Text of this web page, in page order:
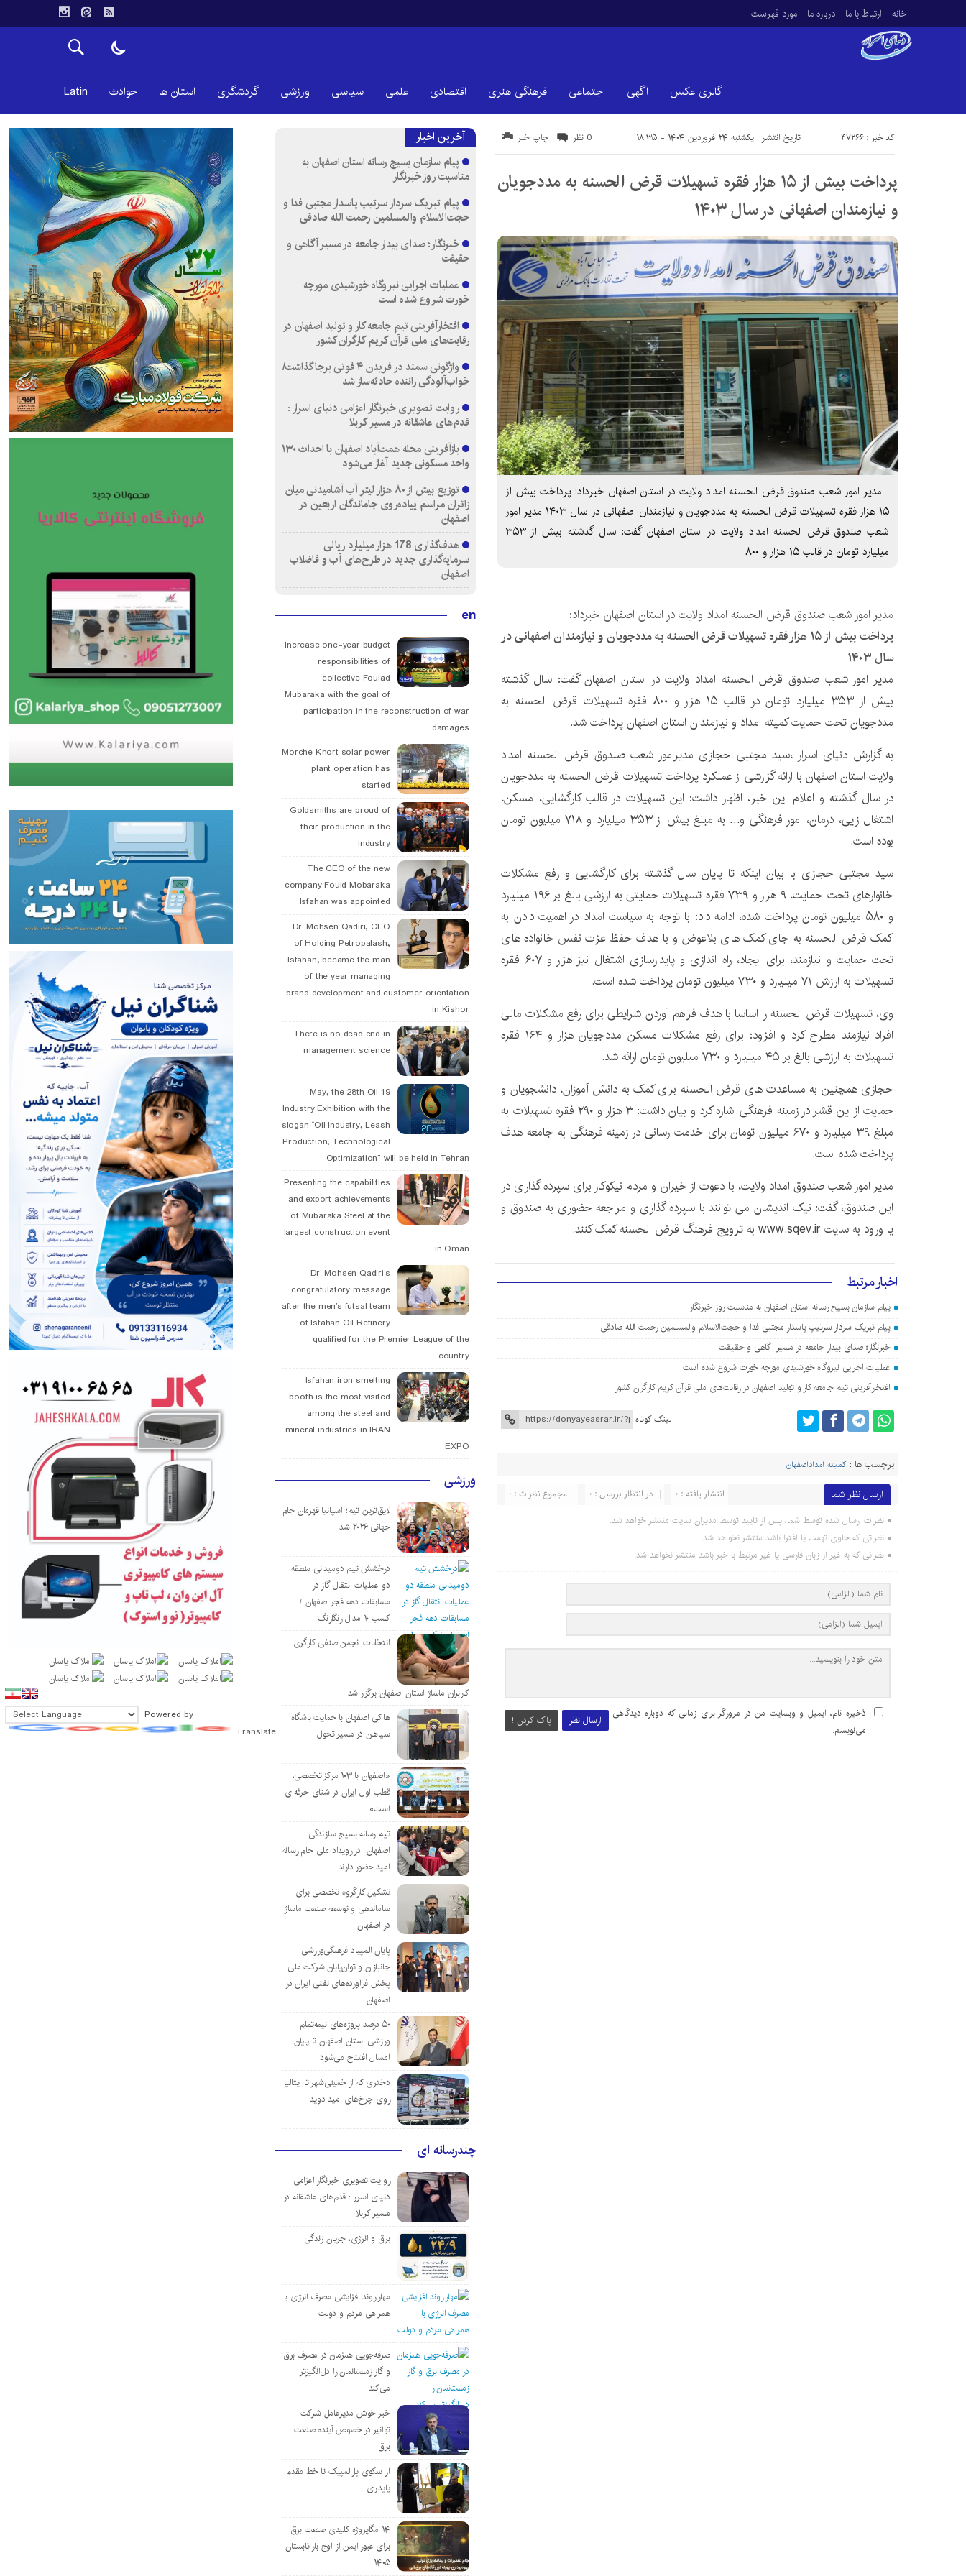
خانه ارتباط با ما درباره ما مورد فهرست
گالری عکس آگهی اجتماعی فرهنگی هنری اقتصادی علمی سیاسی ورزشی گردشگری استان ها حوادث Latin
تاریخ انتشار : یکشنبه ۲۴ فروردین ۱۴۰۴ - ۱۸:۳۵ کد خبر : 47266 چاپ خبر 0 نظر
پرداخت بیش از ۱۵ هزار فقره تسهیلات قرض الحسنه به مددجویان
و نیازمندان اصفهانی در سال ۱۴۰۳
مدیر امور شعب صندوق قرض الحسنه امداد ولایت در استان اصفهان خبرداد: پرداخت بیش از
۱۵ هزار فقره تسهیلات قرض الحسنه به مددجویان و نیازمندان اصفهانی در سال ۱۴۰۳ مدیر امور
شعب صندوق قرض الحسنه امداد ولایت در استان اصفهان گفت: سال گذشته بیش از ۳۵۳
میلیارد تومان در قالب ۱۵ هزار و ۸۰۰
مدیر امور شعب صندوق قرض الحسنه امداد ولایت در استان اصفهان خبرداد:
پرداخت بیش از ۱۵ هزار فقره تسهیلات قرض الحسنه به مددجویان و نیازمندان اصفهانی در
سال ۱۴۰۳
مدیر امور شعب صندوق قرض الحسنه امداد ولایت در استان اصفهان گفت: سال گذشته
بیش از ۳۵۳ میلیارد تومان در قالب ۱۵ هزار و ۸۰۰ فقره تسهیلات قرض الحسنه به
مددجویان تحت حمایت کمیته امداد و نیازمندان استان اصفهان پرداخت شد.
به گزارش دنیای اسرار ،سید مجتبی حجازی مدیرامور شعب صندوق قرض الحسنه امداد
ولایت استان اصفهان با ارائه گزارشی از عملکرد پرداخت تسهیلات قرض الحسنه به مددجویان
در سال گذشته و اعلام این خبر، اظهار داشت: این تسهیلات در قالب کارگشایی، مسکن،
اشتغال زایی، درمان، امور فرهنگی و… به مبلغ بیش از ۳۵۳ میلیارد و ۷۱۸ میلیون تومان
بوده است.
سید مجتبی حجازی با بیان اینکه تا پایان سال گذشته برای کارگشایی و رفع مشکلات
خانوارهای تحت حمایت، ۹ هزار و ۷۳۹ فقره تسهیلات حمایتی به ارزشی بالغ بر ۱۹۶ میلیارد
و ۵۸۰ میلیون تومان پرداخت شده، ادامه داد: با توجه به سیاست امداد در اهمیت دادن به
کمک قرض الحسنه به جای کمک های بلاعوض و با هدف حفظ عزت نفس خانواده های
تحت حمایت و نیازمند، برای ایجاد، راه اندازی و پایدارسازی اشتغال نیز هزار و ۶۰۷ فقره
تسهیلات به ارزش ۷۱ میلیارد و ۷۳۰ میلیون تومان پرداخت شده است.
وی، تسهیلات قرض الحسنه را اساسا با هدف فراهم آوردن شرایطی برای رفع مشکلات مالی
افراد نیازمند مطرح کرد و افزود: برای رفع مشکلات مسکن مددجویان هزار و ۱۶۴ فقره
تسهیلات به ارزشی بالغ بر ۴۵ میلیارد و ۷۳۰ میلیون تومان ارائه شد.
حجازی همچنین به مساعدت های قرض الحسنه برای کمک به دانش آموزان، دانشجویان و
حمایت از این قشر در زمینه فرهنگی اشاره کرد و بیان داشت: ۳ هزار و ۲۹۰ فقره تسهیلات به
مبلغ ۳۹ میلیارد و ۶۷۰ میلیون تومان برای خدمت رسانی در زمینه فرهنگی به جامعه هدف
پرداخت شده است.
مدیر امور شعب صندوق امداد ولایت، با دعوت از خیران و مردم نیکوکار برای سپرده گذاری در
این صندوق، گفت: نیک اندیشان می توانند با سپرده گذاری و مراجعه حضوری به صندوق و
یا ورود به سایت www.sqev.ir به ترویج فرهنگ قرض الحسنه کمک کنند.
اخبار مرتبط
پیام سازمان بسیج رسانه استان اصفهان به مناسبت روز خبرنگار
پیام تبریک سردار سرتیپ پاسدار مجتبی فدا و حجت‌الاسلام والمسلمین رحمت الله صادقی
خبرنگار؛ صدای بیدار جامعه در مسیر آگاهی و حقیقت
عملیات اجرایی نیروگاه خورشیدی مورچه خورت شروع شده است
افتخارآفرینی تیم جامعه کار و تولید اصفهان در رقابت‌های ملی قرآن کریم کارگران کشور
لینک کوتاه
برچسب ها : کمیته امداداصفهان
ارسال نظر شما مجموع نظرات : 0 در انتظار بررسی : 0 انتشار یافته : 0
نظرات ارسال شده توسط شما، پس از تایید توسط مدیران سایت منتشر خواهد شد.
نظراتی که حاوی تهمت یا افترا باشد منتشر نخواهد شد.
نظراتی که به غیر از زبان فارسی یا غیر مرتبط با خبر باشد منتشر نخواهد شد.
ارسال نظر پاک کردن !
ذخیره نام، ایمیل و وبسایت من در مرورگر برای زمانی که دوباره دیدگاهی
می‌نویسم.
آخرین اخبار
پیام سازمان بسیج رسانه استان اصفهان به
مناسبت روز خبرنگار
پیام تبریک سردار سرتیپ پاسدار مجتبی فدا و
حجت‌الاسلام والمسلمین رحمت الله صادقی
خبرنگار؛ صدای بیدار جامعه در مسیر آگاهی و
حقیقت
عملیات اجرایی نیروگاه خورشیدی مورچه
خورت شروع شده است
افتخارآفرینی تیم جامعه کار و تولید اصفهان در
رقابت‌های ملی قرآن کریم کارگران کشور
واژگونی سمند در فریدن ۴ فوتی برجا گذاشت/
خواب‌آلودگی راننده حادثه‌ساز شد
روایت تصویری خبرنگار اعزامی دنیای اسرار :
قدم‌های عاشقانه در مسیر کربلا
بازآفرینی محله همت‌آباد اصفهان با احداث ۱۳۰
واحد مسکونی جدید آغاز می‌شود
توزیع بیش از ۸۰ هزار لیتر آب آشامیدنی میان
زائران مراسم پیاده‌روی جاماندگان اربعین در
اصفهان
هدف‌گذاری 178 هزار میلیارد ریالی
سرمایه‌گذاری جدید در طرح‌های آب و فاضلاب
اصفهان
en
Increase one-year budget
responsibilities of
collective Foulad
Mubaraka with the goal of
participation in the reconstruction of war
damages
Morche Khort solar power
plant operation has
started
Goldsmiths are proud of
their production in the
industry
The CEO of the new
company Fould Mobaraka
Isfahan was appointed
Dr. Mohsen Qadiri, CEO
of Holding Petropalash,
Isfahan, became the man
of the year managing
brand development and customer orientation
in Kishor
There is no dead end in
management science
19 May, the 28th Oil
Industry Exhibition with the
slogan “Oil Industry, Leash
Production, Technological
Optimization” will be held in Tehran
Presenting the capabilities
and export achievements
of Mubaraka Steel at the
largest construction event
in Oman
Dr. Mohsen Qadiri’s
congratulatory message
after the men’s futsal team
of Isfahan Oil Refinery
qualified for the Premier League of the
country
Isfahan iron smelting
booth is the most visited
among the steel and
mineral industries in IRAN
EXPO
ورزشی
لایق‌ترین تیم؛ اسپانیا قهرمان جام
جهانی ۲۰۲۶ شد
درخشش تیم دومیدانی منطقه
دو عملیات انتقال گاز در
مسابقات دهه فجر اصفهان /
کسب ۱۰ مدال رنگارنگ
انتخابات انجمن صنفی کارگری
کاربران ماساژ استان اصفهان برگزار شد
هاکی اصفهان با حمایت باشگاه
سپاهان در مسیر تحول
«اصفهان با ۱۰۳ مرکز تخصصی،
قطب اول ایران در شنای حرفه‌ای
است»
تیم رسانه بسیج سازندگی
اصفهان در رویداد ملی جام رسانه
امید حضور دارند
تشکیل کارگروه تخصصی برای
ساماندهی و توسعه صنعت ماساژ
در اصفهان
پایان المپیاد فرهنگی‌ورزشی
جانبازان و توان‌یابان شرکت ملی
پخش فرآورده‌های نفتی ایران در
اصفهان
۵۰ درصد پروژه‌های نیمه‌تمام
ورزشی استان اصفهان تا پایان
امسال افتتاح می‌شود
دختری که از خمینی‌شهر تا ایتالیا
روی چرخ‌های امید دوید
چندرسانه ای
روایت تصویری خبرنگار اعزامی
دنیای اسرار : قدم‌های عاشقانه در
مسیر کربلا
برق و انرژی، جریان زندگی
مهار روند افزایشی مصرف انرژی با
همراهی مردم و دولت
صرفه‌جویی همزمان در مصرف برق
و گاز زمستانمان را دل‌انگیزتر
می‌کند
خبر خوش مدیرعامل شرکت
توانیر در خصوص آینده صنعت
برق
از سکوی پارالمپیک تا خط مقدم
پایداری
۱۴ مگاپروژه‌ کلیدی صنعت برق
برای عبور ایمن از اوج بار تابستان
۱۴۰۵
Powered by
Translate